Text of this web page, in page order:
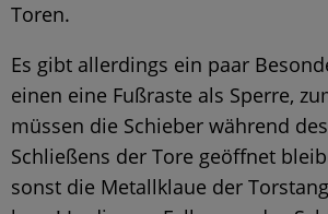
Toren.
Es gibt allerdings ein paar
einen eine Fußraste als Sperre,
müssen die Schieber während
Schließens der Tore geöffnet
sonst die Metallklaue der